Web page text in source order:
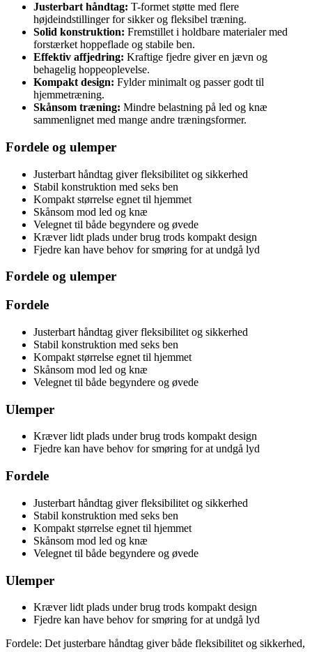
Justerbart håndtag: T-formet støtte med flere
højdeindstillinger for sikker og fleksibel træning.
Solid konstruktion: Fremstillet i holdbare materialer med
forstærket hoppeflade og stabile ben.
Effektiv affjedring: Kraftige fjedre giver en jævn og
behagelig hoppeoplevelse.
Kompakt design: Fylder minimalt og passer godt til
hjemmetræning.
Skånsom træning: Mindre belastning på led og knæ
sammenlignet med mange andre træningsformer.
Fordele og ulemper
Justerbart håndtag giver fleksibilitet og sikkerhed
Stabil konstruktion med seks ben
Kompakt størrelse egnet til hjemmet
Skånsom mod led og knæ
Velegnet til både begyndere og øvede
Kræver lidt plads under brug trods kompakt design
Fjedre kan have behov for smøring for at undgå lyd
Fordele og ulemper
Fordele
Justerbart håndtag giver fleksibilitet og sikkerhed
Stabil konstruktion med seks ben
Kompakt størrelse egnet til hjemmet
Skånsom mod led og knæ
Velegnet til både begyndere og øvede
Ulemper
Kræver lidt plads under brug trods kompakt design
Fjedre kan have behov for smøring for at undgå lyd
Fordele
Justerbart håndtag giver fleksibilitet og sikkerhed
Stabil konstruktion med seks ben
Kompakt størrelse egnet til hjemmet
Skånsom mod led og knæ
Velegnet til både begyndere og øvede
Ulemper
Kræver lidt plads under brug trods kompakt design
Fjedre kan have behov for smøring for at undgå lyd
Fordele: Det justerbare håndtag giver både fleksibilitet og sikkerhed,